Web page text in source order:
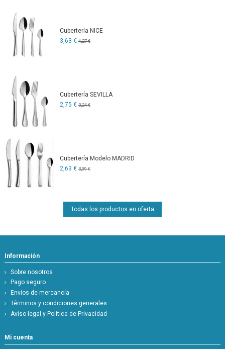
Cubertería NICE
3,63 € 4,27 €
Cubertería SEVILLA
2,75 € 3,24 €
Cubertería Modelo MADRID
2,63 € 3,09 €
Todas los productos en oferta
Información
Sobre nosotros
Pago seguro
Envíos de mercancía
Términos y condiciones generales
Aviso legal y Política de Privacidad
Mi cuenta